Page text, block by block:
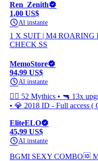
Ren_Zenith
1,00 US$
Al instante
1 X SUIT | M4
CHECK SS
MemoStore
94,99 US$
Al instante
❤️‍🔥 52 Mythics • 🔫 13x
• 💎 2018 ID - Full access (
EliteELO
45,99 US$
Al instante
BGMI SEXY COMBO🆔